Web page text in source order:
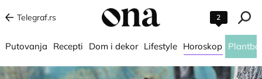
Telegraf.rs 2
Putovanja Recepti Dom i dekor Lifestyle Horoskop